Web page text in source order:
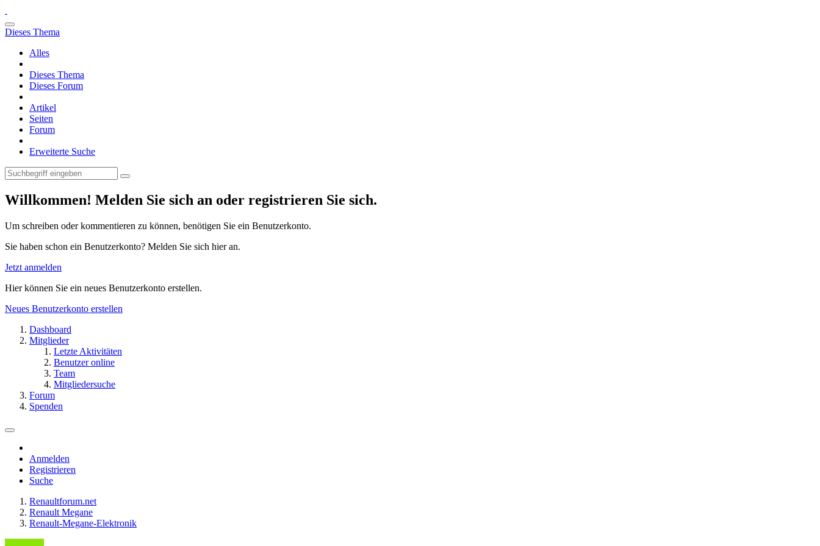
Dieses Thema
Alles
Dieses Thema
Dieses Forum
Artikel
Seiten
Forum
Erweiterte Suche
Willkommen! Melden Sie sich an oder registrieren Sie sich.
Um schreiben oder kommentieren zu können, benötigen Sie ein Benutzerkonto.
Sie haben schon ein Benutzerkonto? Melden Sie sich hier an.
Jetzt anmelden
Hier können Sie ein neues Benutzerkonto erstellen.
Neues Benutzerkonto erstellen
Dashboard
Mitglieder
Letzte Aktivitäten
Benutzer online
Team
Mitgliedersuche
Forum
Spenden
Anmelden
Registrieren
Suche
Renaultforum.net
Renault Megane
Renault-Megane-Elektronik